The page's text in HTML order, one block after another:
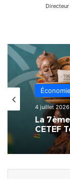
Économie
4 juillet 2026
La
CETEF